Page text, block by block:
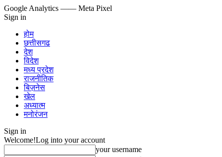
Google Analytics —— Meta Pixel
Sign in
होम
छत्तीसगढ
देश
विदेश
मध्य प्रदेश
राजनीतिक
बिज़नेस
खेल
अध्यात्म
मनोरंजन
Sign in
Welcome!Log into your account
your username